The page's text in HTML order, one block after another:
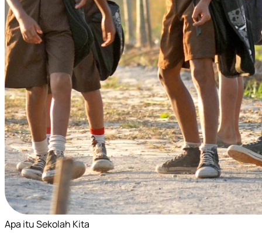
Apa itu Sekolah Kita